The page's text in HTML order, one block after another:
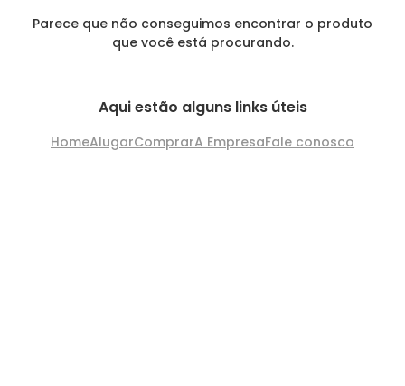
Parece que não conseguimos encontrar o produto
que você está procurando.
Aqui estão alguns links úteis
HomeAlugarComprarA EmpresaFale conosco